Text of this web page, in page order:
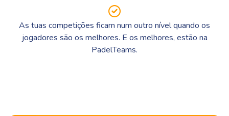
As tuas competições ficam num outro nível quando os
jogadores são os melhores. E os melhores, estão na
PadelTeams.